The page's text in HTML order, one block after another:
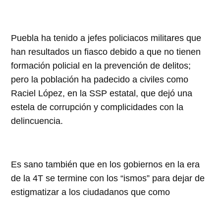
Puebla ha tenido a jefes policiacos militares que
han resultados un fiasco debido a que no tienen
formación policial en la prevención de delitos;
pero la población ha padecido a civiles como
Raciel López, en la SSP estatal, que dejó una
estela de corrupción y complicidades con la
delincuencia.
Es sano también que en los gobiernos en la era
de la 4T se termine con los “ismos” para dejar de
estigmatizar a los ciudadanos que como